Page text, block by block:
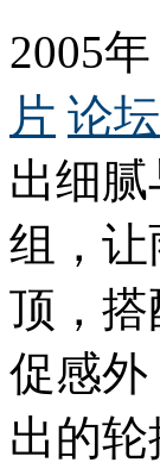
2005
片 论坛
出细
组，
顶，
促感
出的